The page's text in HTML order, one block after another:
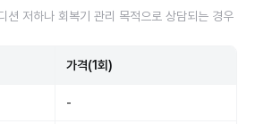
션 저하나 회복기 관리 목적으로 상담되는 경우
가격(1회)
-